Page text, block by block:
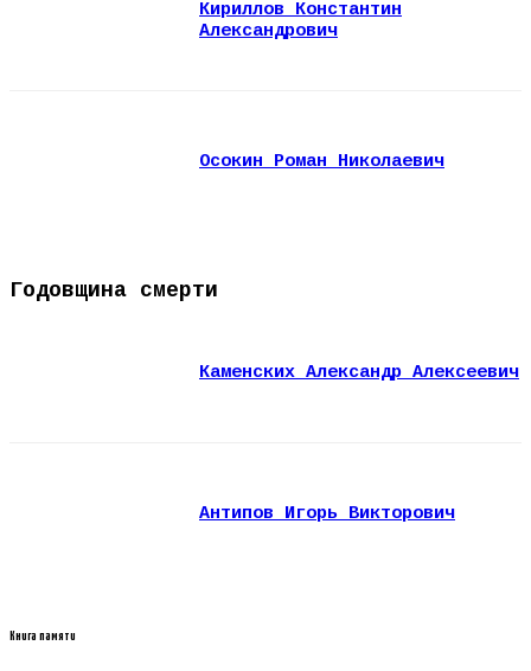
Кириллов Константин
Александрович
Осокин Роман Николаевич
Годовщина смерти
Каменских Александр Алексеевич
Антипов Игорь Викторович
Книга памяти